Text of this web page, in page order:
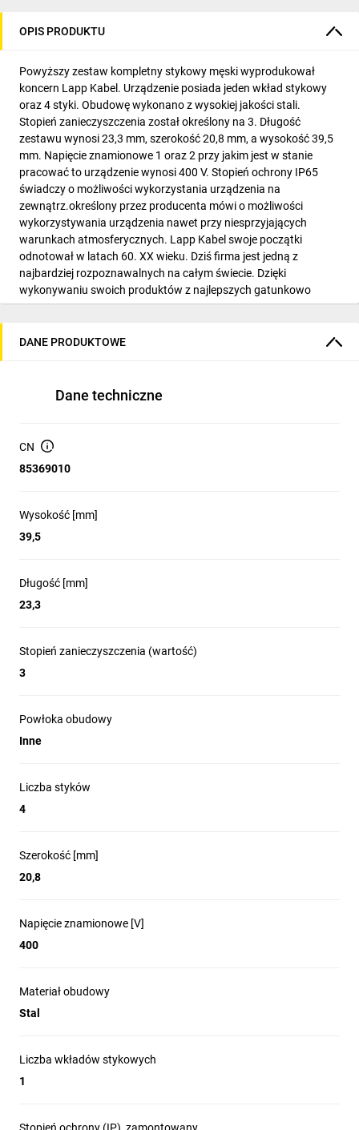
OPIS PRODUKTU
Powyższy zestaw kompletny stykowy męski wyprodukował
koncern Lapp Kabel. Urządzenie posiada jeden wkład stykowy
oraz 4 styki. Obudowę wykonano z wysokiej jakości stali.
Stopień zanieczyszczenia został określony na 3. Długość
zestawu wynosi 23,3 mm, szerokość 20,8 mm, a wysokość 39,5
mm. Napięcie znamionowe 1 oraz 2 przy jakim jest w stanie
pracować to urządzenie wynosi 400 V. Stopień ochrony IP65
świadczy o możliwości wykorzystania urządzenia na
zewnątrz.określony przez producenta mówi o możliwości
wykorzystywania urządzenia nawet przy niesprzyjających
warunkach atmosferycznych. Lapp Kabel swoje początki
odnotował w latach 60. XX wieku. Dziś firma jest jedną z
najbardziej rozpoznawalnych na całym świecie. Dzięki
wykonywaniu swoich produktów z najlepszych gatunkowo
materiałów, są one w stanie przetrwać w nawet najbardziej
licznymi certyfikatami jakości, które jedynie potwierdzają, że
DANE PRODUKTOWE
Dane techniczne
CN
85369010
Wysokość [mm]
39,5
Długość [mm]
23,3
Stopień zanieczyszczenia (wartość)
3
Powłoka obudowy
Inne
Liczba styków
4
Szerokość [mm]
20,8
Napięcie znamionowe [V]
400
Materiał obudowy
Stal
Liczba wkładów stykowych
1